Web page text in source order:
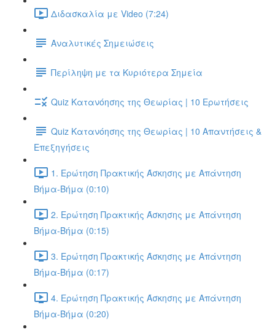
Διδασκαλία με Video (7:24)
Αναλυτικές Σημειώσεις
Περίληψη με τα Κυριότερα Σημεία
Quiz Κατανόησης της Θεωρίας | 10 Ερωτήσεις
Quiz Κατανόησης της Θεωρίας | 10 Απαντήσεις &
Επεξηγήσεις
1. Ερώτηση Πρακτικής Άσκησης με Απάντηση
Βήμα-Βήμα (0:10)
2. Ερώτηση Πρακτικής Άσκησης με Απάντηση
Βήμα-Βήμα (0:15)
3. Ερώτηση Πρακτικής Άσκησης με Απάντηση
Βήμα-Βήμα (0:17)
4. Ερώτηση Πρακτικής Άσκησης με Απάντηση
Βήμα-Βήμα (0:20)